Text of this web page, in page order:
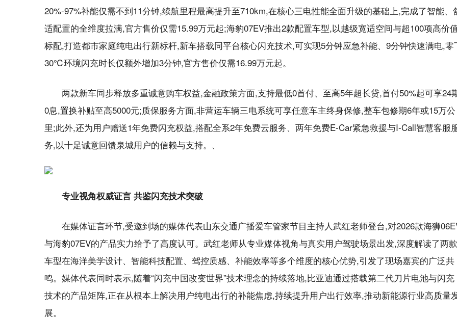
20%-97%补能仅需不到11分钟,续航里程最高提升至710km,在核心三电性能全面升级的基础上,完成了智能、
适配置的全维度拉满,官方售价仅需15.99万元起;海豹07EV推出2款配置车型,以越级宽适空间与超100项高价
标配,打造都市家庭纯电出行新标杆,新车搭载同平台核心闪充技术,可实现5分钟应急补能、9分钟快速满电,零
30℃环境闪充时长仅额外增加3分钟,官方售价仅需16.99万元起。
两款新车同步释放多重诚意购车权益,金融政策方面,支持最低0首付、至高5年超长贷,首付50%起可享24
0息,置换补贴至高5000元;质保服务方面,非营运车辆三电系统可享任意车主终身保修,整车包修期6年或15万公
里;此外,还为用户赠送1年免费闪充权益,搭配全系2年免费云服务、两年免费E-Car紧急救援与I-Call智慧客服
务,以十足诚意回馈泉城用户的信赖与支持。、
专业视角权威证言 共鉴闪充技术突破
在媒体证言环节,受邀到场的媒体代表山东交通广播爱车管家节目主持人武红老师登台,对2026款海狮
与海豹07EV的产品实力给予了高度认可。武红老师从专业媒体视角与真实用户驾驶场景出发,深度解读了两款
车型在海洋美学设计、智能科技配置、驾控质感、补能效率等多个维度的核心优势,引发了现场嘉宾的广泛共
鸣。媒体代表同时表示,随着“闪充中国改变世界”技术理念的持续落地,比亚迪通过搭载第二代刀片电池与闪充
技术的产品矩阵,正在从根本上解决用户纯电出行的补能焦虑,持续提升用户出行效率,推动新能源行业高质量
展。